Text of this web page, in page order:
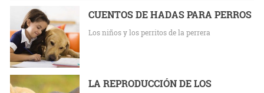
CUENTOS DE HADAS PARA PERROS
Los niños y los perritos de la perrera
LA REPRODUCCIÓN DE LOS